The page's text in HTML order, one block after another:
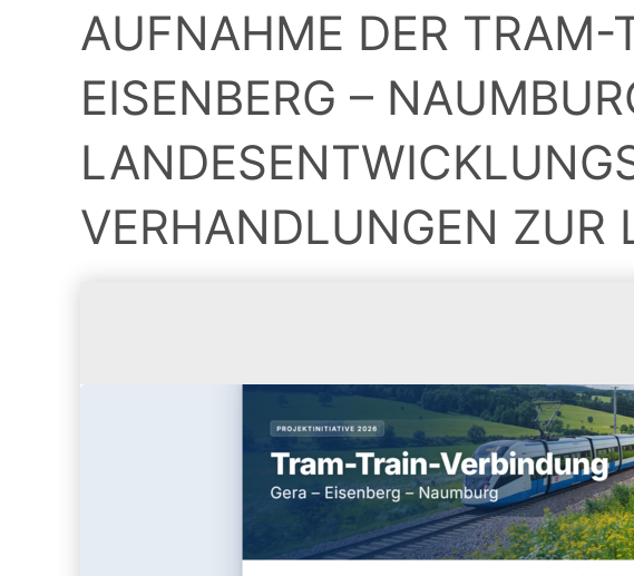
AUFNAHME DER TRAM-
EISENBERG –
VERHANDLUNGEN ZUR